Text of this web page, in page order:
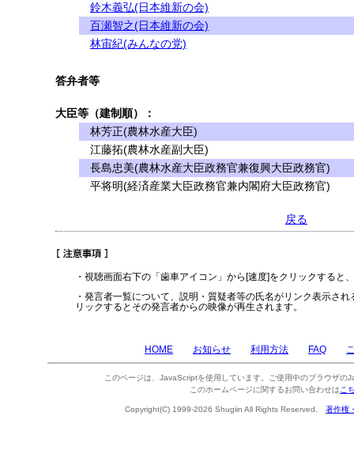
鈴木義弘(日本維新の会)
百瀬智之(日本維新の会)
林宙紀(みんなの党)
答弁者等
大臣等（建制順）：
林芳正(農林水産大臣)
江藤拓(農林水産副大臣)
長島忠美(農林水産大臣政務官兼復興大臣政務官)
平将明(経済産業大臣政務官兼内閣府大臣政務官)
戻る
・視聴画面右下の「歯車アイコン」から[速度]をクリックすると
・発言者一覧について、説明・質疑者等の氏名がリンク表示さ
リックするとその発言者からの映像が再生されます。
HOME お知らせ 利用方法 FAQ
このページは、JavaScriptを使用しています。ご使用中のブラウザの
このホームページに関するお問い合わせは こ
Copyright(C) 1999-2026 Shugiin All Rights Reserved. 著作権